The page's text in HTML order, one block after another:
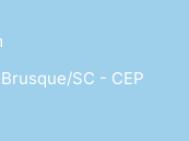
SC - CEP